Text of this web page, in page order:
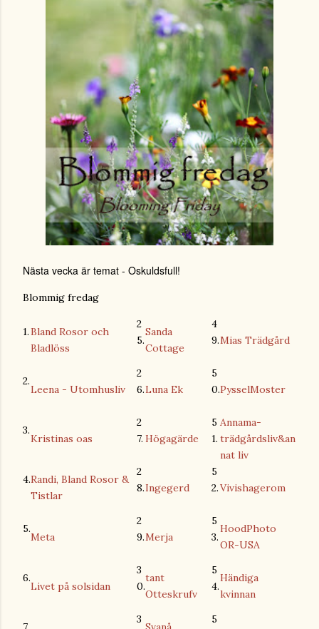
Nästa vecka är temat - Oskuldsfull!
Blommig fredag
1.Bland Rosor och
Bladlöss
2
5.
Sanda
Cottage
4
9.Mias Trädgård
2.
Leena - Utomhusliv
2
6.Luna Ek
5
0.PysselMoster
3.
Kristinas oas
2
7. Högagärde
5
1.
Annama-
trädgårdsliv&an
nat liv
4.Randi, Bland Rosor &
Tistlar
2
8.Ingegerd
5
2.Vivishagerom
5.
Meta
2
9.Merja
5
3.
HoodPhoto
OR-USA
6.
Livet på solsidan
3
0.
tant
Otteskrufv
5
4.
Händiga
kvinnan
3 5